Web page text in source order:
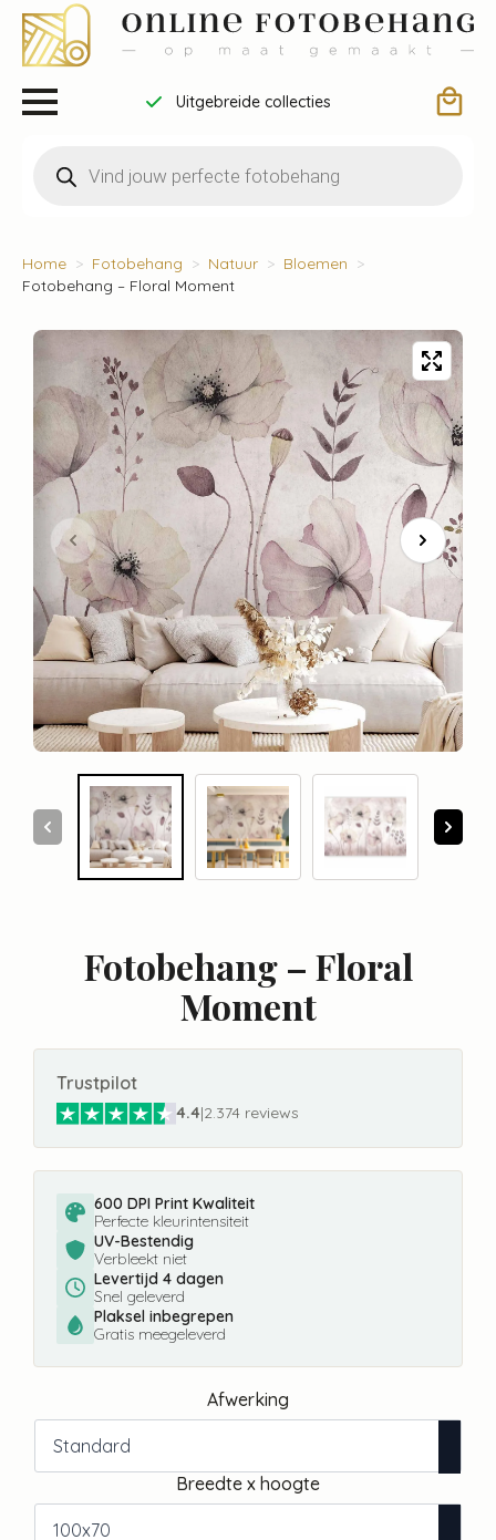
Uitgebreide collecties
zoeken
Home Fotobehang Natuur
Bloemen
Fotobehang – Floral Moment
Fotobehang – Floral
Moment
Trustpilot
4.4|2.374 reviews
600 DPI Print Kwaliteit
Perfecte kleurintensiteit
UV-Bestendig
Verbleekt niet
Levertijd 4 dagen
Snel geleverd
Plaksel inbegrepen
Gratis meegeleverd
Afwerking
Breedte x hoogte